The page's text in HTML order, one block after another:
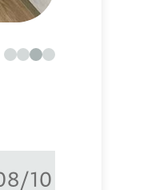
10（月）